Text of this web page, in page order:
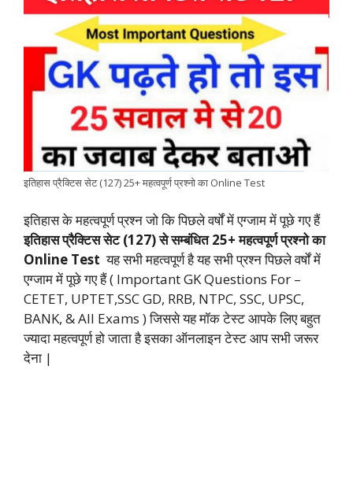
e
b
o
o
t
s
A
p
t
t
e
r
k
e
d
n
e
g
r
a
m
y
L
i
k
r
e
इतिहास प्रैक्टिस सेट (127) 25+ महत्वपूर्ण प्रश्नो का Online Test
इतिहास के महत्वपूर्ण प्रश्न जो कि पिछले वर्षों में एग्जाम में पूछे गए हैं
इतिहास प्रैक्टिस सेट (127) से सम्बंधित 25+ महत्वपूर्ण प्रश्नो का
Online Test यह सभी महत्वपूर्ण है यह सभी प्रश्न पिछले वर्षों में
एग्जाम में पूछे गए हैं ( Important GK Questions For –
CETET, UPTET,SSC GD, RRB, NTPC, SSC, UPSC,
BANK, & All Exams ) जिससे यह मॉक टेस्ट आपके लिए बहुत
ज्यादा महत्वपूर्ण हो जाता है इसका ऑनलाइन टेस्ट आप सभी जरूर
देना |